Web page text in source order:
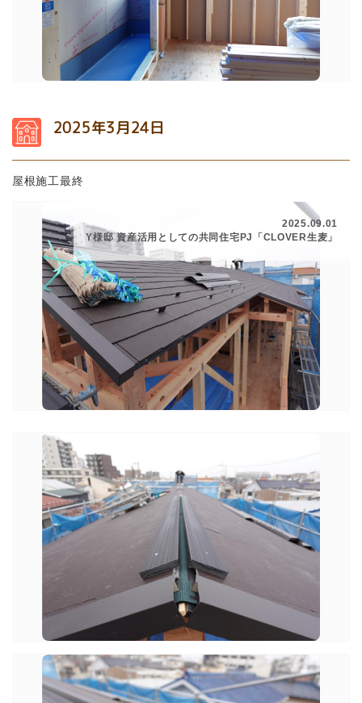
2025年3月24日
屋根施工最終
2025.09.01
Y様邸 資産活用としての共同住宅PJ「CLOVER生麦」